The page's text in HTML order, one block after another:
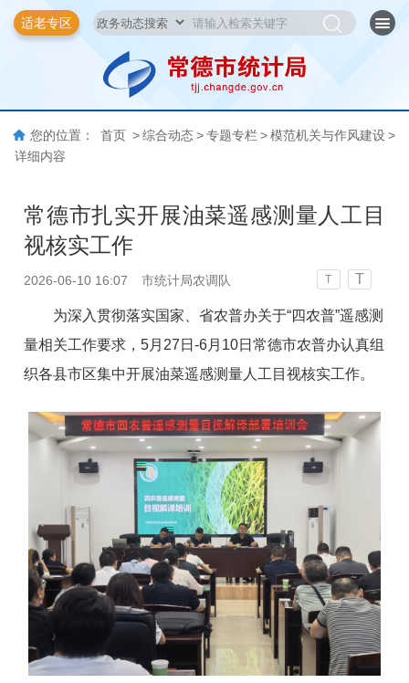
适老专区
您的位置： 首页 > 综合动态 > 专题专栏 > 模范机关与作风建设 >
详细内容
常德市扎实开展油菜遥感测量人工目
视核实工作
2026-06-10 16:07 市统计局农调队 T T
为深入贯彻落实国家、省农普办关于“四农普”遥感测
量相关工作要求，5月27日-6月10日常德市农普办认真组
织各县市区集中开展油菜遥感测量人工目视核实工作。